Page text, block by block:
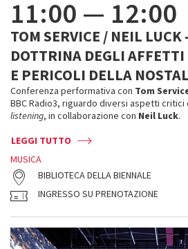
11:00 — 12:00
TOM SERVICE / NEIL LUCK
DOTTRINA DEGLI
E PERICOLI DELLA
Conferenza performativa con Tom
BBC Radio3, riguardo diversi aspetti critici
listening, in collaborazione con Neil Luck.
LEGGI TUTTO
MUSICA
BIBLIOTECA DELLA BIENNALE
INGRESSO SU PRENOTAZIONE